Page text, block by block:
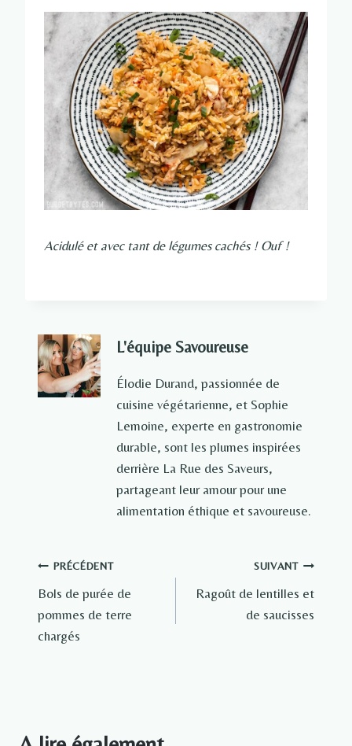
Acidulé et avec tant de légumes cachés ! Ouf !
L'équipe Savoureuse
Élodie Durand, passionnée de
cuisine végétarienne, et Sophie
Lemoine, experte en gastronomie
durable, sont les plumes inspirées
derrière La Rue des Saveurs,
partageant leur amour pour une
alimentation éthique et savoureuse.
Navigation
de
l’article
PRÉCÉDENT
Bols de purée de
pommes de terre
chargés
SUIVANT
Ragoût de lentilles et
de saucisses